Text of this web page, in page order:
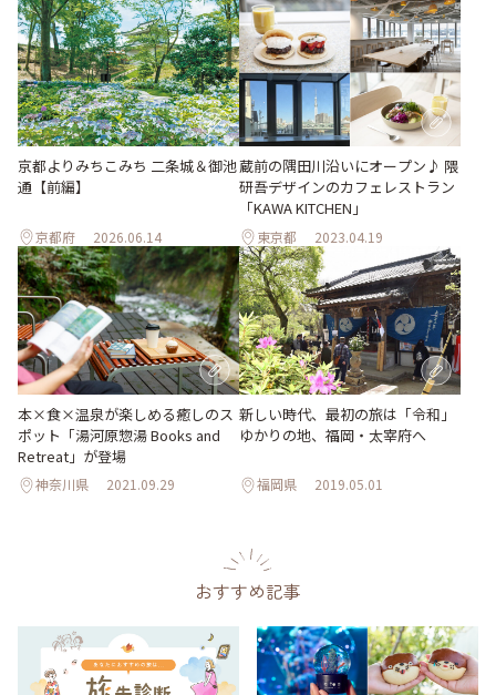
京都よりみちこみち 二条城＆御池
通【前編】
京都府 2026.06.14
蔵前の隅田川沿いにオープン♪ 隈
研吾デザインのカフェレストラン
「KAWA KITCHEN」
東京都 2023.04.19
本×食×温泉が楽しめる癒しのス
ポット「湯河原惣湯 Books and
Retreat」が登場
神奈川県 2021.09.29
新しい時代、最初の旅は「令和」
ゆかりの地、福岡・太宰府へ
福岡県 2019.05.01
おすすめ記事